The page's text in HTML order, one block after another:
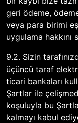
geri ödeme,
veya para birimi
uygulama hakkını
9.2. Sizin
üçüncü taraf
ticari bankaları
Şartlar ile
koşuluyla bu
kalmayı kabul